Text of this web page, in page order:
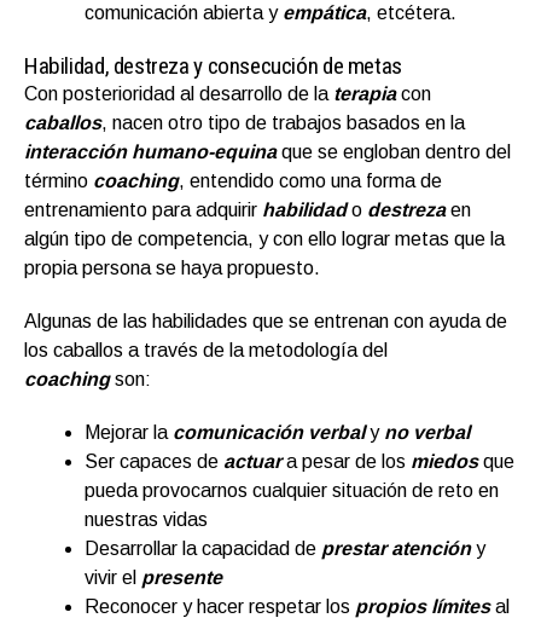
comunicación abierta y empática, etcétera.
Habilidad, destreza y consecución de metas
Con posterioridad al desarrollo de la terapia con
caballos, nacen otro tipo de trabajos basados en la
interacción humano-equinaque se engloban dentro del
término coaching, entendido como una forma de
entrenamiento para adquirir habilidad o destreza en
algún tipo de competencia, y con ello lograr metas que la
propia persona se haya propuesto.
Algunas de las habilidades que se entrenan con ayuda de
los caballos a través de la metodología del
coachingson:
Mejorar la comunicación verbaly no verbal
Ser capaces de actuara pesar de los miedosque
pueda provocarnos cualquier situación de reto en
nuestras vidas
Desarrollar la capacidad de prestar atencióny
vivir el presente
Reconocer y hacer respetar los propioslímitesal